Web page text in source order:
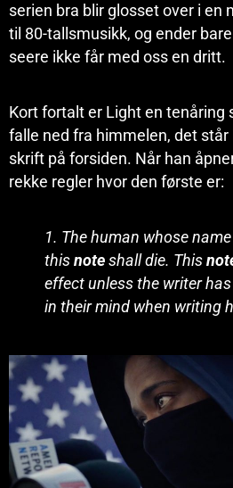
serien bra blir glosset over i en
til 80-tallsmusikk, og ender
seere ikke får med oss en dritt.
Kort fortalt er Light en tenåring
falle ned fra himmelen, det
skrift på forsiden. Når han
rekke regler hvor den første er:
1. The human whose
thisnoteshall die. This
effect unless the writer has
in their mind when writing